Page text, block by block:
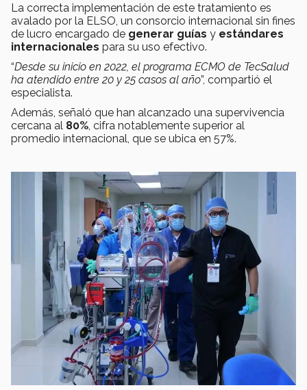
La correcta implementación de este tratamiento es
avalado por la ELSO, un consorcio internacional sin fines
de lucro encargado de generar guías y estándares
internacionales para su uso efectivo.
“Desde su inicio en 2022, el programa ECMO de TecSalud
ha atendido entre 20 y 25 casos al año”, compartió el
especialista.
Además, señaló que han alcanzado una supervivencia
cercana al 80% , cifra notablemente superior al
promedio internacional, que se ubica en 57%.